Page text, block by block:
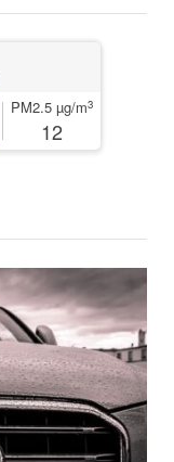
PM2.5 µg/m3
12